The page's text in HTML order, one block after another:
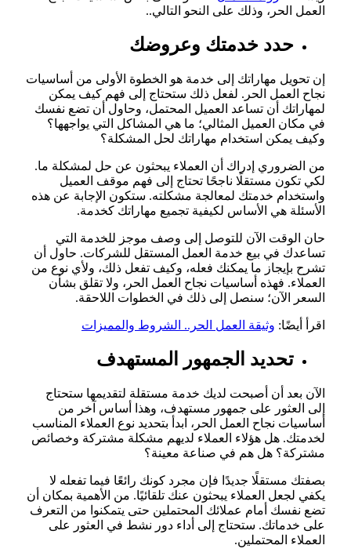
العمل الحر، وذلك على النحو التالي..
حدد خدمتك وعروضك
إن تحويل مهاراتك إلى خدمة هو الخطوة الأولى من أساسيات
نجاح العمل الحر. لفعل ذلك ستحتاج إلى فهم كيف يمكن
لمهاراتك أن تساعد العميل المحتمل، وحاول أن تضع نفسك
في مكان العميل المثالي؛ ما هي المشاكل التي يواجهها؟
وكيف يمكن استخدام مهاراتك لحل المشكلة؟
من الضروري إدراك أن العملاء يبحثون عن حل لمشكلة ما.
لكي تكون مستقلًا ناجحًا تحتاج إلى فهم موقف العميل
واستخدام خدمتك لمعالجة مشكلته. ستكون الإجابة عن هذه
الأسئلة هي الأساس لكيفية تجميع مهاراتك كخدمة.
حان الوقت الآن للتوصل إلى وصف موجز للخدمة التي
تساعدك في بيع خدمة العمل المستقل للشركات. حاول أن
تشرح بإيجاز ما يمكنك فعله، وكيف تفعل ذلك، ولأي نوع من
العملاء. فهذه أساسيات نجاح العمل الحر، ولا تقلق بشأن
السعر الآن؛ سنصل إلى ذلك في الخطوات اللاحقة.
اقرأ أيضًا: وثيقة العمل الحر.. الشروط والمميزات
تحديد الجمهور المستهدف
الآن بعد أن أصبحت لديك خدمة مستقلة لتقديمها ستحتاج
إلى العثور على جمهور مستهدف، وهذا أساس آخر من
أساسيات نجاح العمل الحر، ابدأ بتحديد نوع العملاء المناسب
لخدمتك. هل هؤلاء العملاء لديهم مشكلة مشتركة وخصائص
مشتركة؟ هل هم في صناعة معينة؟
بصفتك مستقلًا جديدًا فإن مجرد كونك رائعًا فيما تفعله لا
يكفي لجعل العملاء يبحثون عنك تلقائيًا. من الأهمية بمكان أن
تضع نفسك أمام عملائك المحتملين حتى يتمكنوا من التعرف
على خدماتك. ستحتاج إلى أداء دور نشط في العثور على
العملاء المحتملين.